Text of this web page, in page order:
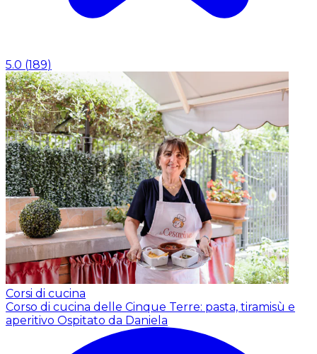
5.0 (189)
Corsi di cucina
Corso di cucina delle Cinque Terre: pasta, tiramisù e
aperitivo Ospitato da Daniela